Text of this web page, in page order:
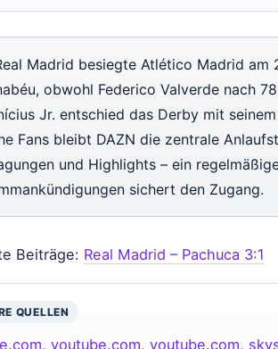
Madrid besiegte Atlético Madrid
obwohl Federico Valverde nach
Jr. entschied das Derby mit
Fans bleibt DAZN die zentrale
und Highlights – ein
sichert den Zugang.
Beiträge: Real Madrid – Pachuca 3:1
QUELLEN
, youtube.com, youtube.com,